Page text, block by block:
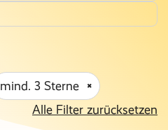
mind. 3 Sterne
Alle Filter zurücksetzen